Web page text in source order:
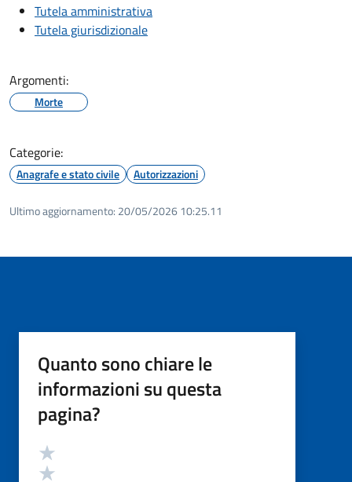
Tutela amministrativa
Tutela giurisdizionale
Argomenti:
Morte
Categorie:
Anagrafe e stato civile Autorizzazioni
Ultimo aggiornamento: 20/05/2026 10:25.11
Quanto sono chiare le
informazioni su questa
pagina?
Valutazione